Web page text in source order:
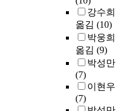
강수희
옮김 (10)
박웅희
옮김 (9)
박성만
(7)
이현우
(7)